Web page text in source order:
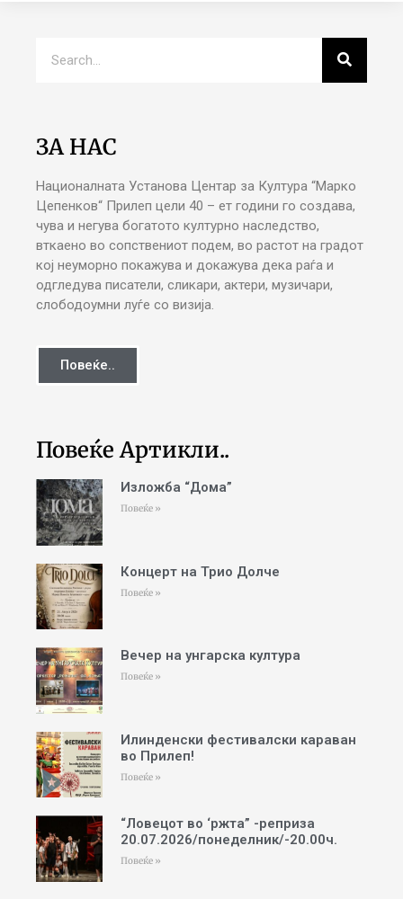
ЗА НАС
Националната Установа Центар за Култура “Марко
Цепенков“ Прилеп цели 40 – ет години го создава,
чува и негува богатото културно наследство,
вткаено во сопствениот подем, во растот на градот
кој неуморно покажува и докажува дека раѓа и
одгледува писатели, сликари, актери, музичари,
слободоумни луѓе со визија.
Повеќе..
Повеќе Артикли..
Изложба “Дома”
Повеќе »
Концерт на Трио Долче
Повеќе »
Вечер на унгарска култура
Повеќе »
Илинденски фестивалски караван
во Прилеп!
Повеќе »
“Ловецот во ‘ржта” -реприза
20.07.2026/понеделник/-20.00ч.
Повеќе »